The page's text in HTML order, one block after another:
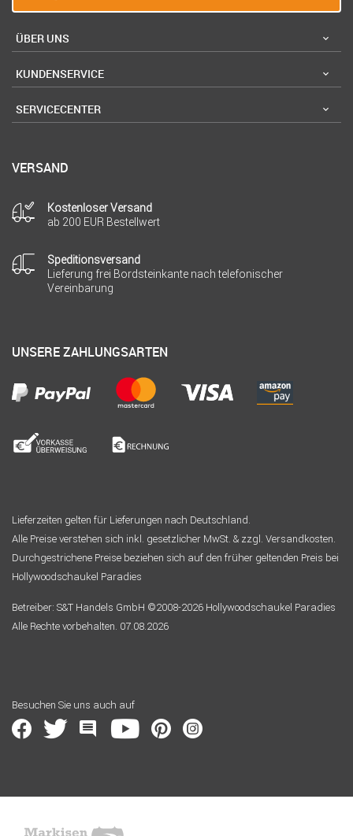
ÜBER UNS
KUNDENSERVICE
SERVICECENTER
VERSAND
Kostenloser Versand
ab 200 EUR Bestellwert
Speditionsversand
Lieferung frei Bordsteinkante nach telefonischer
Vereinbarung
UNSERE ZAHLUNGSARTEN
Lieferzeiten gelten für Lieferungen nach Deutschland.
Alle Preise verstehen sich inkl. gesetzlicher MwSt. & zzgl. Versandkosten.
Durchgestrichene Preise beziehen sich auf den früher geltenden Preis bei
Hollywoodschaukel Paradies
Betreiber: S&T Handels GmbH ©2008-2026 Hollywoodschaukel Paradies
Alle Rechte vorbehalten. 07.08.2026
Besuchen Sie uns auch auf